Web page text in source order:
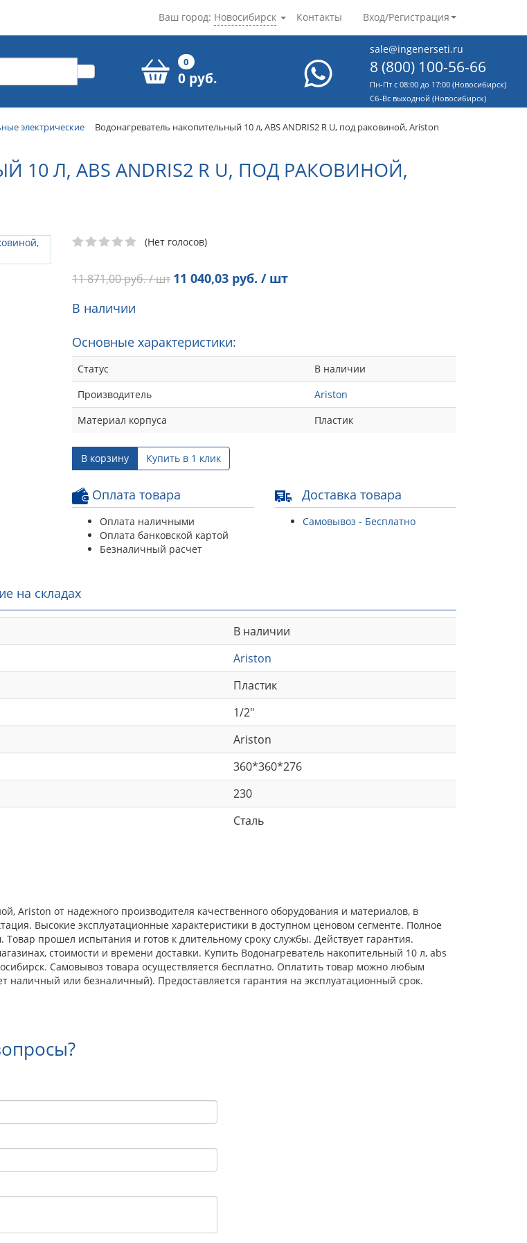
Контакты Вход/Регистрация
Ваш город: Новосибирск
0
0 руб.
sale@ingenerseti.ru
8 (800) 100-56-66
Пн-Пт с 08:00 до 17:00 (Новосибирск)
Cб-Вс выходной (Новосибирск)
электрические Водонагреватель накопительный 10 л, ABS ANDRIS2 R U, под раковиной, Ariston
Л, ABS ANDRIS2 R U, ПОД РАКОВИНОЙ,
(Нет голосов)
11 871,00руб. / шт 11 040,03 руб. / шт
В наличии
Основные характеристики:
Статус
В наличии
Производитель
Ariston
Материал корпуса
Пластик
В корзину Купить в 1 клик
Оплата товара
Оплата наличными
Оплата банковской картой
Безналичный расчет
Доставка товара
Самовывоз - Бесплатно
на складах
В наличии
Ariston
Пластик
1/2"
Ariston
360*360*276
230
Сталь
Ariston от надежного производителя качественного оборудования и материалов, в
Высокие эксплуатационные характеристики в доступном ценовом сегменте. Полное
прошел испытания и готов к длительному сроку службы. Действует гарантия.
стоимости и времени доставки. Купить Водонагреватель накопительный 10 л, abs
Самовывоз товара осуществляется бесплатно. Оплатить товар можно любым
или безналичный). Предоставляется гарантия на эксплуатационный срок.